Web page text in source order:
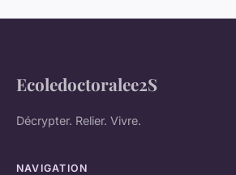
Ecoledoctoralee2S
Décrypter. Relier. Vivre.
NAVIGATION